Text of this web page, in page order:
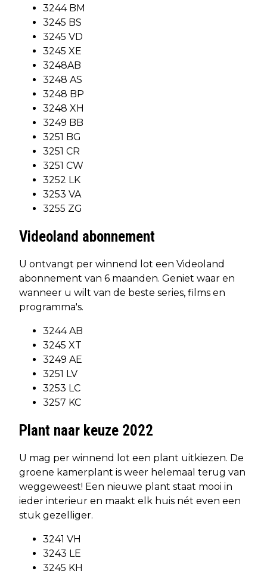
3244 BM
3245 BS
3245 VD
3245 XE
3248AB
3248 AS
3248 BP
3248 XH
3249 BB
3251 BG
3251 CR
3251 CW
3252 LK
3253 VA
3255 ZG
Videoland abonnement
U ontvangt per winnend lot een Videoland
abonnement van 6 maanden. Geniet waar en
wanneer u wilt van de beste series, films en
programma's.
3244 AB
3245 XT
3249 AE
3251 LV
3253 LC
3257 KC
Plant naar keuze 2022
U mag per winnend lot een plant uitkiezen. De
groene kamerplant is weer helemaal terug van
weggeweest! Een nieuwe plant staat mooi in
ieder interieur en maakt elk huis nét even een
stuk gezelliger.
3241 VH
3243 LE
3245 KH